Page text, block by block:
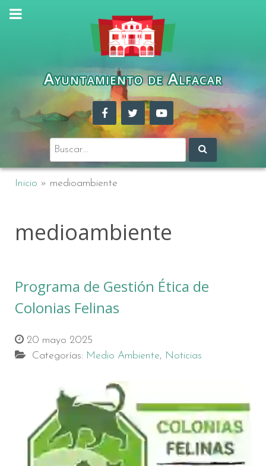
Ayuntamiento de Alfacar
Buscar:
Inicio » medioambiente
medioambiente
Programa de Gestión Ética de
Colonias Felinas
20 mayo 2025
Categorías: Medio Ambiente, Noticias